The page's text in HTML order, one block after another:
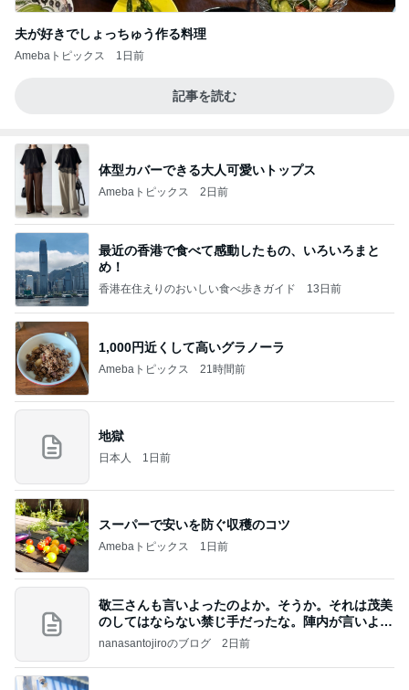
夫が好きでしょっちゅう作る料理
Amebaトピックス 1日前
記事を読む
体型カバーできる大人可愛いトップス
Amebaトピックス 2日前
最近の香港で食べて感動したもの、いろいろまと
め！
香港在住えりのおいしい食べ歩きガイド 13日前
1,000円近くして高いグラノーラ
Amebaトピックス 21時間前
地獄
日本人 1日前
スーパーで安いを防ぐ収穫のコツ
Amebaトピックス 1日前
敬三さんも言いよったのよか。そうか。それは茂美
のしてはならない禁じ手だったな。陣内が言いよる
のよ
nanasantojiroのブログ 2日前